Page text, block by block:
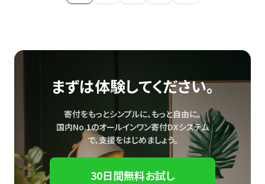
まずは体験してください。
寄付をもっとシンプルに、もっと自由に。
国内No.1のオールインワン寄付DXシステム
で、支援をはじめましょう。
30日間無料お試し